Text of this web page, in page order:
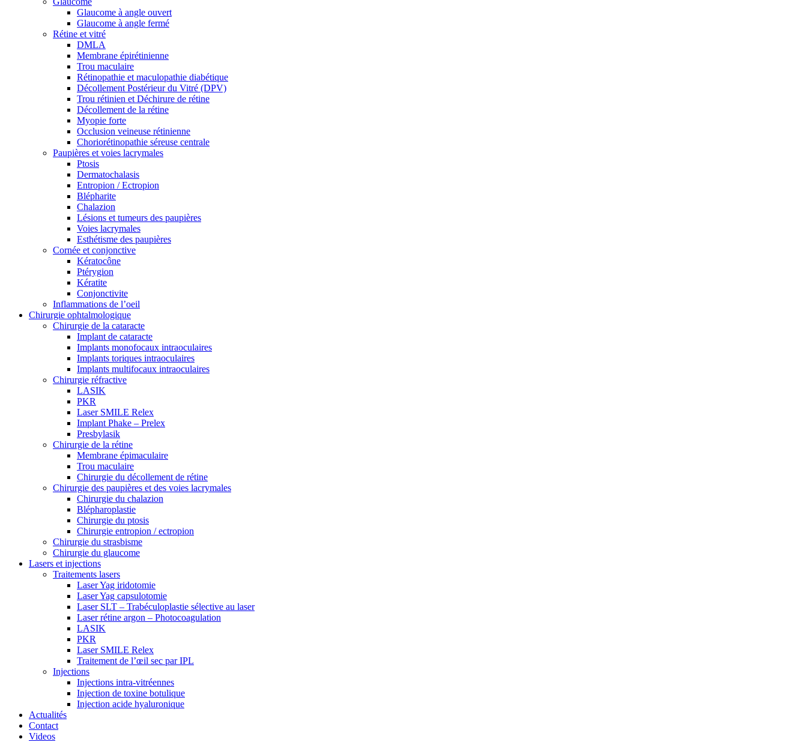
Glaucome à angle ouvert
Glaucome à angle fermé
Rétine et vitré
DMLA
Membrane épirétinienne
Trou maculaire
Rétinopathie et maculopathie diabétique
Décollement Postérieur du Vitré (DPV)
Trou rétinien et Déchirure de rétine
Décollement de la rétine
Myopie forte
Occlusion veineuse rétinienne
Choriorétinopathie séreuse centrale
Paupières et voies lacrymales
Ptosis
Dermatochalasis
Entropion / Ectropion
Blépharite
Chalazion
Lésions et tumeurs des paupières
Voies lacrymales
Esthétisme des paupières
Cornée et conjonctive
Kératocône
Ptérygion
Kératite
Conjonctivite
Inflammations de l’oeil
Chirurgie ophtalmologique
Chirurgie de la cataracte
Implant de cataracte
Implants monofocaux intraoculaires
Implants toriques intraoculaires
Implants multifocaux intraoculaires
Chirurgie réfractive
LASIK
PKR
Laser SMILE Relex
Implant Phake – Prelex
Presbylasik
Chirurgie de la rétine
Membrane épimaculaire
Trou maculaire
Chirurgie du décollement de rétine
Chirurgie des paupières et des voies lacrymales
Chirurgie du chalazion
Blépharoplastie
Chirurgie du ptosis
Chirurgie entropion / ectropion
Chirurgie du strasbisme
Chirurgie du glaucome
Lasers et injections
Traitements lasers
Laser Yag iridotomie
Laser Yag capsulotomie
Laser SLT – Trabéculoplastie sélective au laser
Laser rétine argon – Photocoagulation
LASIK
PKR
Laser SMILE Relex
Traitement de l’œil sec par IPL
Injections
Injections intra-vitréennes
Injection de toxine botulique
Injection acide hyaluronique
Actualités
Contact
Videos